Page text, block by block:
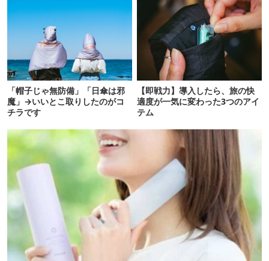
「帽子じゃ無防備」「日傘は邪
魔」→いいとこ取りしたのがコ
チラです
【即戦力】導入したら、旅の快
適度が一気に変わった3つのアイ
テム